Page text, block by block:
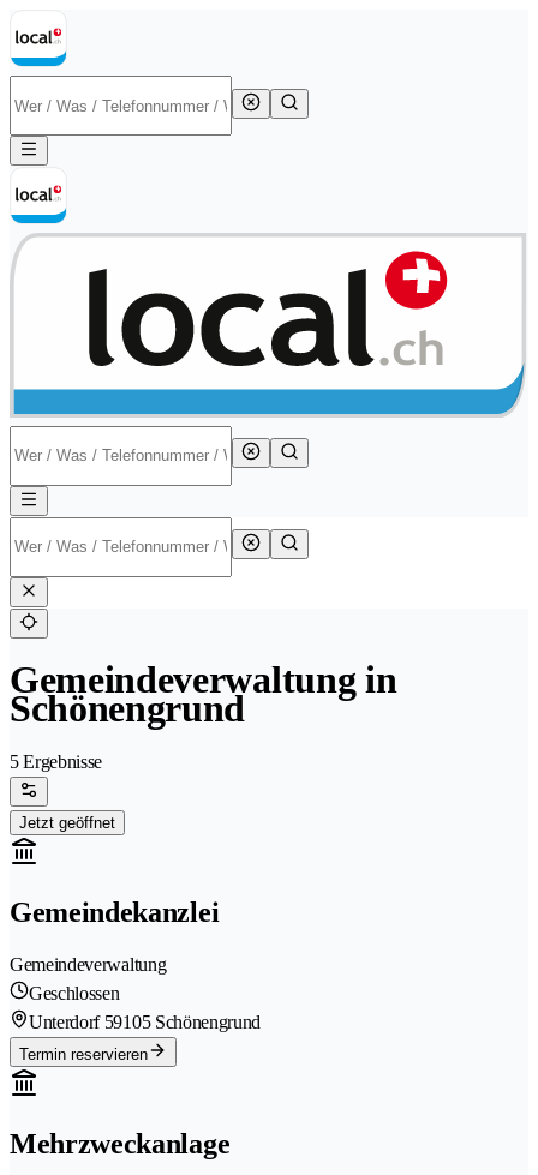
Gemeindeverwaltung in
Schönengrund
5 Ergebnisse
Jetzt geöffnet
Gemeindekanzlei
Gemeindeverwaltung
Geschlossen
Unterdorf 59105 Schönengrund
Termin reservieren
Mehrzweckanlage